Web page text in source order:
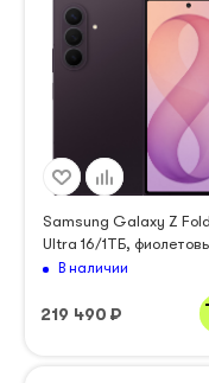
Samsung Galaxy Z
Ultra 16/1ТБ,
В наличии
219 490 ₽